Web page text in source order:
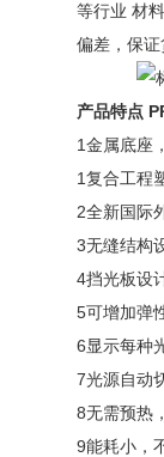
等行业 材
偏差，保
产品特点
1金属底座
1复合工程
2全新国际
3无缝结构
4挡光板设
5可增加弹
6显示每种
7光源自动
8无需预热
9能耗小，